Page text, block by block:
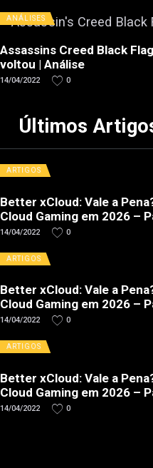
ANÁLISES
Assassins Creed Black
voltou | Análise
14/04/2022 0
Últimos
ARTIGOS
Better xCloud: Vale a
Cloud Gaming em 2026 –
14/04/2022 0
ARTIGOS
Better xCloud: Vale a
Cloud Gaming em 2026 –
14/04/2022 0
ARTIGOS
Better xCloud: Vale a
Cloud Gaming em 2026 –
14/04/2022 0